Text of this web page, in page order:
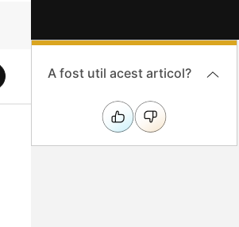
A fost util acest articol?